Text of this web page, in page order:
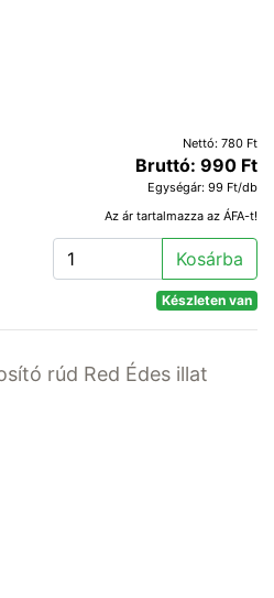
Nettó: 780 Ft
Bruttó: 990 Ft
Egységár: 99 Ft/db
Az ár tartalmazza az ÁFA-t!
Kosárba
Készleten van
rúd Red Édes illat